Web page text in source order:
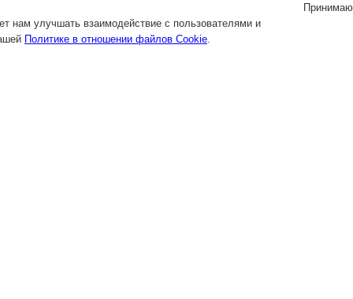
нам улучшать взаимодействие с пользователями и
Политике в отношении файлов Cookie.
Принимаю